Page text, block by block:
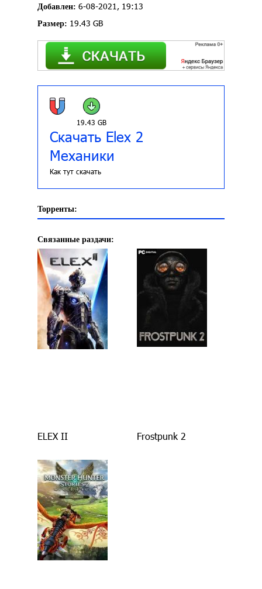
Добавлен: 6-08-2021, 19:13
Размер: 19.43 GB
19.43 GB
Скачать Elex 2
Механики
Как тут скачать
Торренты:
Связанные раздачи:
ELEX II Frostpunk 2